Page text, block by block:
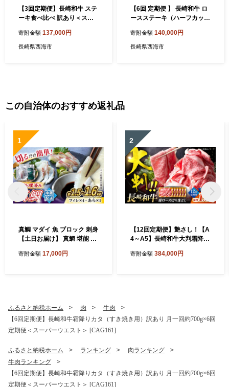
【3回定期便】長崎和牛 ステ
ーキ食べ比べ 訳あり＜スー
寄附金額 137,000円
長崎県西海市
【6回 定期便 】 長崎和牛 ロ
ースステーキ（ハーフカッ
＜スーパーウエスト＞ [CAG
206]
寄附金額 140,000円
長崎県西海市
この自治体のおすすめ返礼品
1
真鯛 マダイ 魚 ブロック 刺身
【土日お届け】 真鯛 堪能 5
種苗＞ [CBW005] 長崎 西海
おいしい 海の幸 海産物 魚介
類 カルパッチョ 鯛の煮つけ
料理 お刺身 タイ 真鯛 海鮮
寄附金額 17,000円
2
【12回定期便】艶さし！【A
4～A5】長崎和牛大判霜降り
0g×6パック）＜株式会社ME
寄附金額 384,000円
ふるさと納税ホーム 肉
牛肉
【6回定期便】長崎和牛霜降りカタ（すき焼き用）訳あり 月一回約700g×6回
定期便＜スーパーウエスト＞ [CAG161]
ふるさと納税ホーム ランキング
肉ランキング
牛肉ランキング
【6回定期便】長崎和牛霜降りカタ（すき焼き用）訳あり 月一回約700g×6回
定期便＜スーパーウエスト＞ [CAG161]